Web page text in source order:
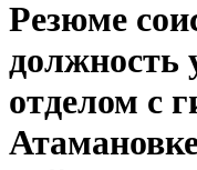
Резюме
должность
отделом с